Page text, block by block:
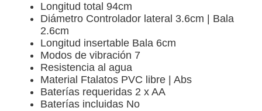
Longitud total 94cm
Diámetro Controlador lateral 3.6cm | Bala
2.6cm
Longitud insertable Bala 6cm
Modos de vibración 7
Resistencia al agua
Material Ftalatos PVC libre | Abs
Baterías requeridas 2 x AA
Baterías incluidas No